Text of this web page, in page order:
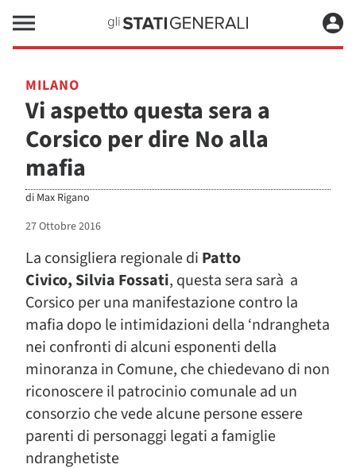
MILANO
Vi aspetto questa sera a
Corsico per dire No alla
mafia
di Max Rigano
27 Ottobre 2016
La consigliera regionale di Patto
Civico, Silvia Fossati, questa sera sarà a
Corsico per una manifestazione contro la
mafia dopo le intimidazioni della ‘ndrangheta
nei confronti di alcuni esponenti della
minoranza in Comune, che chiedevano di non
riconoscere il patrocinio comunale ad un
consorzio che vede alcune persone essere
parenti di personaggi legati a famiglie
ndranghetiste